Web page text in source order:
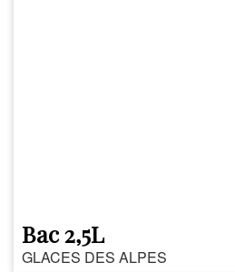
Bac 2,5L
GLACES DES ALPES